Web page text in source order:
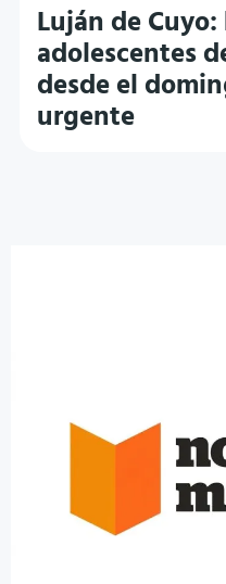
Luján de
adolescentes
desde el
urgente